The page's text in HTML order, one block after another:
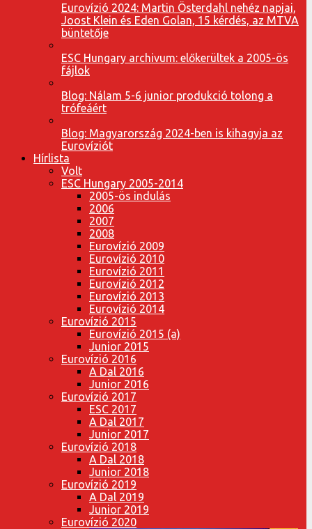
Eurovízió 2024: Martin Österdahl nehéz napjai,
Joost Klein és Eden Golan, 15 kérdés, az MTVA
büntetője
ESC Hungary archivum: előkerültek a 2005-ös
fájlok
Blog: Nálam 5-6 junior produkció tolong a
trófeáért
Blog: Magyarország 2024-ben is kihagyja az
Eurovíziót
Hírlista
Volt
ESC Hungary 2005-2014
2005-ös indulás
2006
2007
2008
Eurovízió 2009
Eurovízió 2010
Eurovízió 2011
Eurovízió 2012
Eurovízió 2013
Eurovízió 2014
Eurovízió 2015
Eurovízió 2015 (a)
Junior 2015
Eurovízió 2016
A Dal 2016
Junior 2016
Eurovízió 2017
ESC 2017
A Dal 2017
Junior 2017
Eurovízió 2018
A Dal 2018
Junior 2018
Eurovízió 2019
A Dal 2019
Junior 2019
Eurovízió 2020